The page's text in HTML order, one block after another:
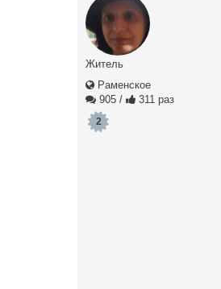
Житель
Раменское
905 / 311 раз
2